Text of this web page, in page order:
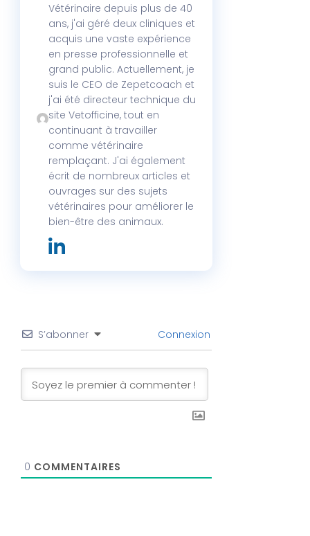
Vétérinaire depuis plus de 40
ans, j'ai géré deux cliniques et
acquis une vaste expérience
en presse professionnelle et
grand public. Actuellement, je
suis le CEO de Zepetcoach et
j'ai été directeur technique du
site Vetofficine, tout en
continuant à travailler
comme vétérinaire
remplaçant. J'ai également
écrit de nombreux articles et
ouvrages sur des sujets
vétérinaires pour améliorer le
bien-être des animaux.
S’abonner Connexion
0 COMMENTAIRES